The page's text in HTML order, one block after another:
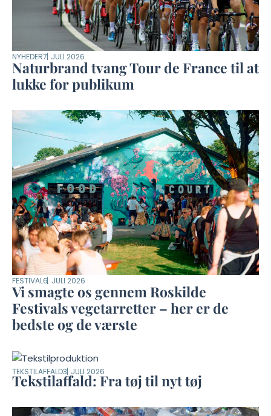
NYHEDER7. JULI 2026
Naturbrand tvang Tour de France til at
lukke for publikum
FESTIVAL6. JULI 2026
Vi smagte os gennem Roskilde
Festivals vegetarretter – her er de
bedste og de værste
TEKSTILAFFALD3. JULI 2026
Tekstilaffald: Fra tøj til nyt tøj